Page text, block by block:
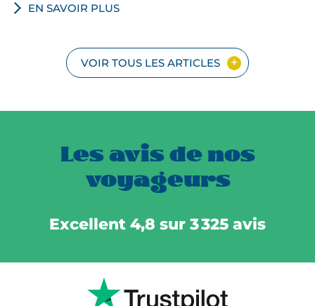
EN SAVOIR PLUS
VOIR TOUS LES ARTICLES
Les avis de nos
voyageurs
Excellent 4,8 sur 3 325 avis